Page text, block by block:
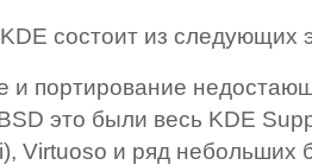
KDE состоит из следующих
и портирование
это были весь KDE
Virtuoso и ряд небольших